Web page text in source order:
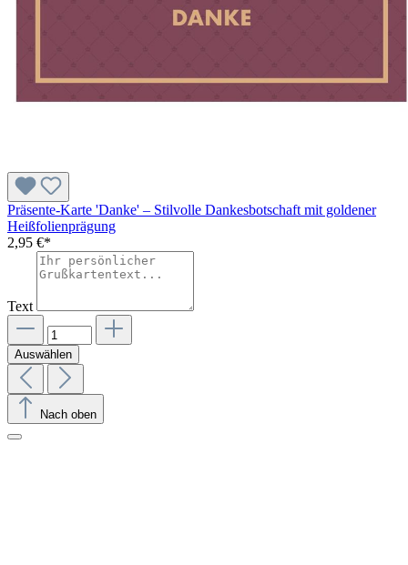
Präsente-Karte 'Danke' – Stilvolle Dankesbotschaft mit goldener
Heißfolienprägung
2,95 €*
Text
Auswählen
Nach oben